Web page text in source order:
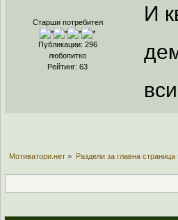
Старши потребител
Публикации: 296
любопитко
Рейтинг: 63
И
Мотиватори.нет » Раздели за главна страница